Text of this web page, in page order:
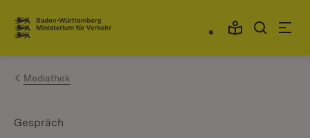
Zum Inhalt springen
Link zur Startseite
Mediathek
Gespräch